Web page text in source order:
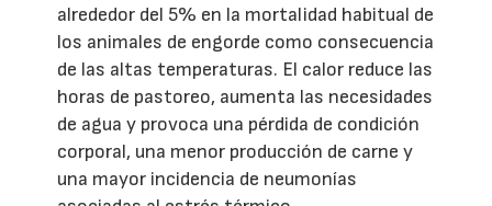
alrededor del 5% en la mortalidad habitual de
los animales de engorde como consecuencia
de las altas temperaturas. El calor reduce las
horas de pastoreo, aumenta las necesidades
de agua y provoca una pérdida de condición
corporal, una menor producción de carne y
una mayor incidencia de neumonías